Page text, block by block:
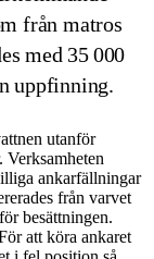
från matros
med 35 000
uppfinning.
utanför
Verksamheten
ankarfällningar
från varvet
besättningen.
att köra ankaret